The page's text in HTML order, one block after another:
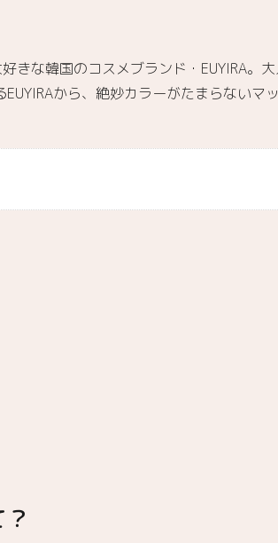
きな韓国のコスメブランド・EUYIRA。
EUYIRAから、絶妙カラーがたまらないマ